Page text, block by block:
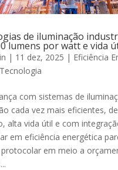
de iluminação
lumens por watt e vida
| 11 dez, 2025 | Eficiência
Tecnologia
com sistemas de
cada vez mais eficientes,
alta vida útil e com
em eficiência energética
protocolar em meio a